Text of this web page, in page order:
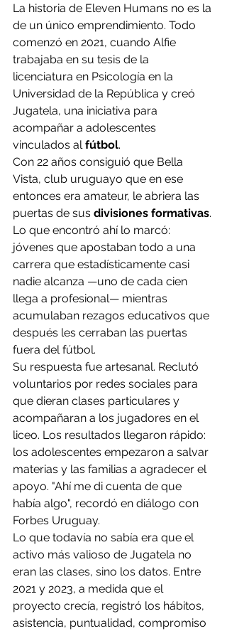
La historia de Eleven Humans no es la
de un único emprendimiento. Todo
comenzó en 2021, cuando Alfie
trabajaba en su tesis de la
licenciatura en Psicología en la
Universidad de la República y creó
Jugatela, una iniciativa para
acompañar a adolescentes
vinculados al fútbol.
Con 22 años consiguió que Bella
Vista, club uruguayo que en ese
entonces era amateur, le abriera las
puertas de sus divisiones formativas.
Lo que encontró ahí lo marcó:
jóvenes que apostaban todo a una
carrera que estadísticamente casi
nadie alcanza —uno de cada cien
llega a profesional— mientras
acumulaban rezagos educativos que
después les cerraban las puertas
fuera del fútbol.
Su respuesta fue artesanal. Reclutó
voluntarios por redes sociales para
que dieran clases particulares y
acompañaran a los jugadores en el
liceo. Los resultados llegaron rápido:
los adolescentes empezaron a salvar
materias y las familias a agradecer el
apoyo. "Ahí me di cuenta de que
había algo", recordó en diálogo con
Forbes Uruguay.
Lo que todavía no sabía era que el
activo más valioso de Jugatela no
eran las clases, sino los datos. Entre
2021 y 2023, a medida que el
proyecto crecía, registró los hábitos,
asistencia, puntualidad, compromiso